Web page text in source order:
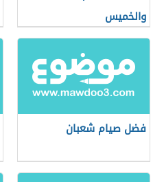
والخميس
فضل صيام شعبان